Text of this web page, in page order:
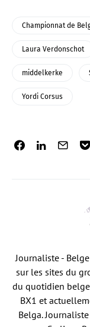
Championnat de
Laura Verdonschot
middelkerke
Yordi Corsus
Journaliste -
sur les sites du
du quotidien
BX1 et
Belga.